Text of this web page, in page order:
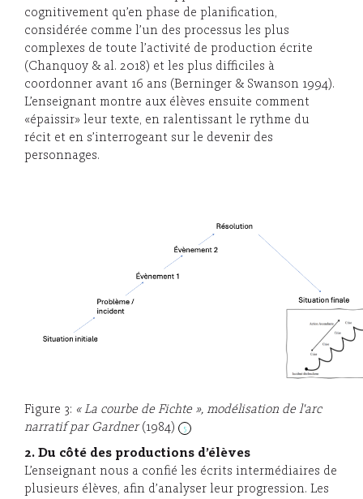
cognitivement qu’en phase de planification,
considérée comme l’un des processus les plus
complexes de toute l’activité de production écrite
(Chanquoy & al. 2018) et les plus difficiles à
coordonner avant 16 ans (Berninger & Swanson 1994).
L’enseignant montre aux élèves ensuite comment
«épaissir» leur texte, en ralentissant le rythme du
récit et en s’interrogeant sur le devenir des
personnages.
Figure 3: « La courbe de Fichte », modélisation de l'arc
narratif par Gardner(1984) 5
2. Du côté des productions d’élèves
L’enseignant nous a confié les écrits intermédiaires de
plusieurs élèves, afin d’analyser leur progression. Les